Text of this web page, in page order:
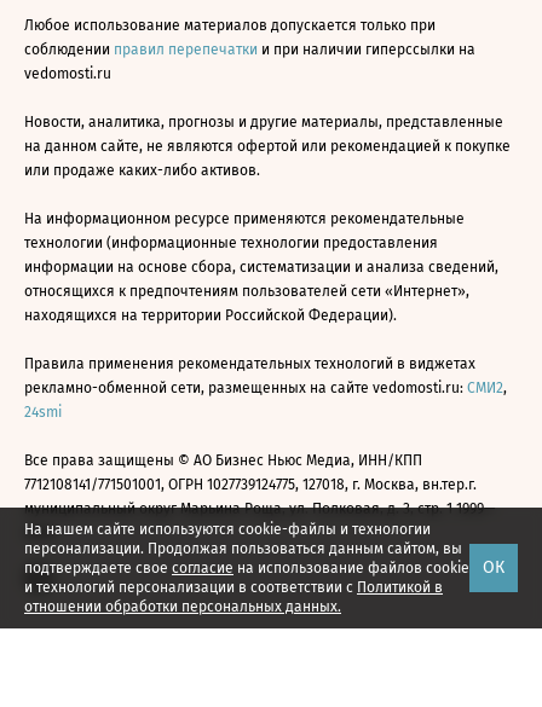
На нашем сайте используются cookie-файлы и технологии
персонализации. Продолжая пользоваться данным сайтом, вы
подтверждаете свое согласие на использование файлов cookie
и технологий персонализации в соответствии с Политикой в
отношении обработки персональных данных.
ОК
Любое использование материалов допускается только при
соблюдении правил перепечатки и при наличии гиперссылки на
vedomosti.ru
Новости, аналитика, прогнозы и другие материалы, представленные
на данном сайте, не являются офертой или рекомендацией к покупке
или продаже каких-либо активов.
На информационном ресурсе применяются рекомендательные
технологии (информационные технологии предоставления
информации на основе сбора, систематизации и анализа сведений,
относящихся к предпочтениям пользователей сети «Интернет»,
находящихся на территории Российской Федерации).
Правила применения рекомендательных технологий в виджетах
рекламно-обменной сети, размещенных на сайте vedomosti.ru: СМИ2,
24smi
Все права защищены © АО Бизнес Ньюс Медиа, ИНН/КПП
7712108141/771501001, ОГРН 1027739124775, 127018, г. Москва, вн.тер.г.
муниципальный округ Марьина Роща, ул. Полковая, д. 3, стр. 1 1999—
2026